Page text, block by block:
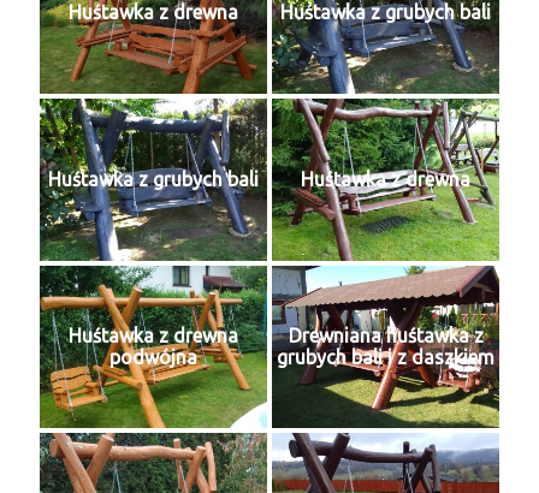
Huśtawka z drewna Huśtawka z grubych bali
Huśtawka z grubych bali Huśtawka z drewna
Huśtawka z drewna
podwójna
Drewniana huśtawka z
grubych bali i z daszkiem